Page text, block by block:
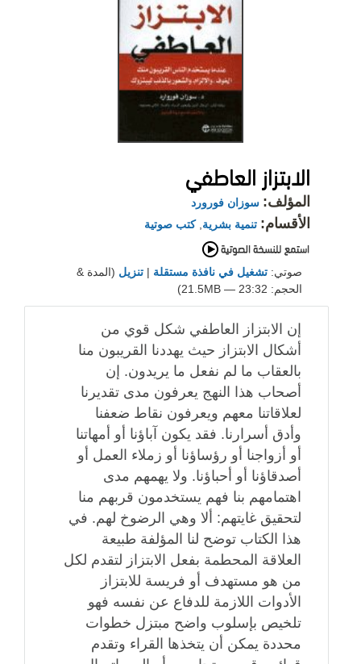
الابتزاز العاطفي
المؤلف: سوزان فورورد
الأقسام: تنمية بشرية ,كتب صوتية
صوتي: تشغيل في نافذة مستقلة | تنزيل (المدة &
الحجم: 23:32 — 21.5MB)
إن الابتزاز العاطفي شكل قوي من
أشكال الابتزاز حيث يهددنا القريبون منا
بالعقاب ما لم نفعل ما يريدون. إن
أصحاب هذا النهج يعرفون مدى تقديرنا
لعلاقاتنا معهم ويعرفون نقاط ضعفنا
وأدق أسرارنا. فقد يكون آباؤنا أو أمهاتنا
أو أزواجنا أو رؤساؤنا أو زملاء العمل أو
أصدقاؤنا أو أحباؤنا. ولا يهمهم مدى
اهتمامهم بنا فهم يستخدمون قربهم منا
لتحقيق غايتهم: ألا وهي الرضوخ لهم. في
هذا الكتاب توضح لنا المؤلفة طبيعة
العلاقة المحطمة بفعل الابتزاز لتقدم لكل
من هو مستهدف أو فريسة للابتزاز
الأدوات اللازمة للدفاع عن نفسه فهو
تلخيص بإسلوب واضح مبتزل خطوات
محددة يمكن أن يتخذها القراء وتقدم